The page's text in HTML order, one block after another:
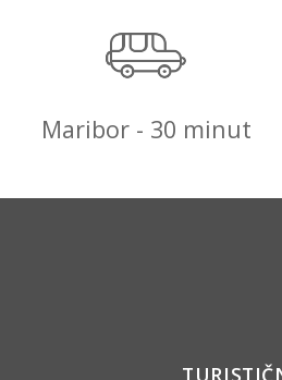
Maribor - 30 minut